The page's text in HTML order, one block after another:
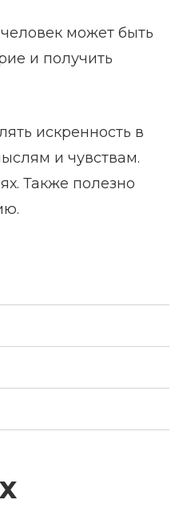
может быть
и получить
искренность в
и чувствам.
Также полезно